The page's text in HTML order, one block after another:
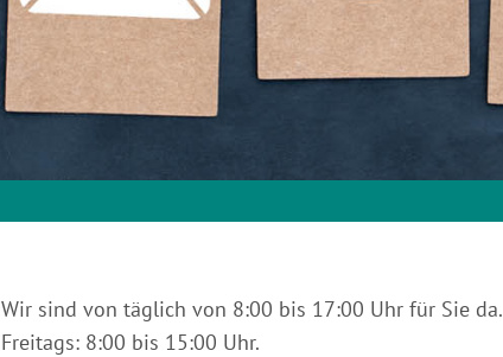
Wir sind von täglich von 8:00 bis 17:00 Uhr für Sie da.
Freitags: 8:00 bis 15:00 Uhr.